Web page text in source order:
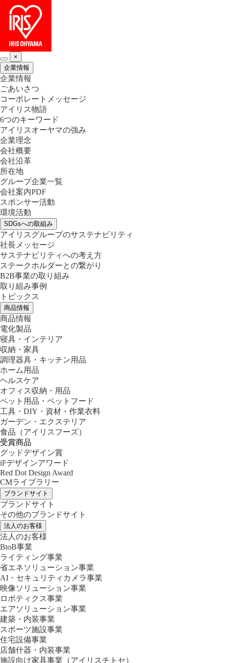
×
企業情報
企業情報
ごあいさつ
コーポレートメッセージ
アイリス物語
6つのキーワード
アイリスオーヤマの強み
企業理念
会社概要
会社沿革
所在地
グループ企業一覧
会社案内PDF
スポンサー活動
環境活動
SDGsへの取組み
アイリスグループのサステナビリティ
社長メッセージ
サステナビリティへの考え方
ステークホルダーとの繋がり
B2B事業の取り組み
取り組み事例
トピックス
商品情報
商品情報
電化製品
寝具・インテリア
収納・家具
調理器具・キッチン用品
ホーム用品
ヘルスケア
オフィス収納・用品
ペット用品・ペットフード
工具・DIY・資材・作業衣料
ガーデン・エクステリア
食品 （アイリスフーズ）
受賞商品
グッドデザイン賞
iFデザインアワード
Red Dot Design Award
CMライブラリー
ブランドサイト
ブランドサイト
その他のブランドサイト
法人のお客様
法人のお客様
BtoB事業
ライティング事業
省エネソリューション事業
AI・セキュリティカメラ事業
映像ソリューション事業
ロボティクス事業
エアソリューション事業
建築・内装事業
スポーツ施設事業
住宅設備事業
店舗什器・内装事業
施設向け家具事業 （アイリスチトセ）